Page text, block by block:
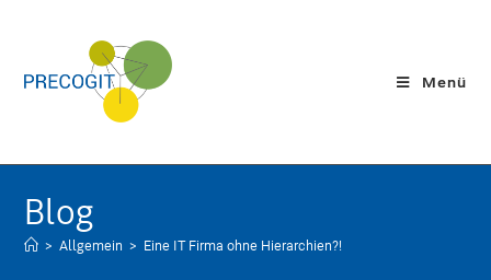
Menü
Blog
> Allgemein > Eine IT-Firma ohne Hierarchien?!